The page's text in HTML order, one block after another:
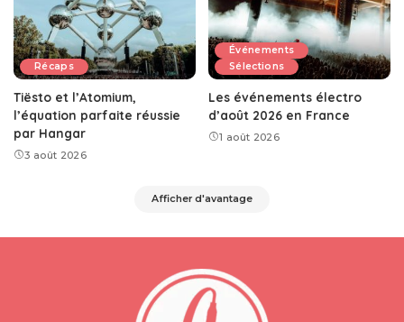
Récaps
Tiësto et l’Atomium,
l’équation parfaite réussie
par Hangar
3 août 2026
Événements
Sélections
Les événements électro
d’août 2026 en France
1 août 2026
Afficher d'avantage